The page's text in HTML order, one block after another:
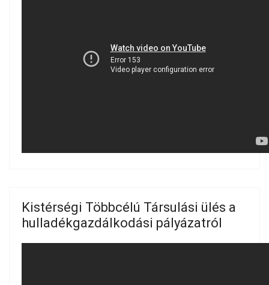
Kistérségi Többcélú Társulási ülés a
hulladékgazdálkodási pályázatról